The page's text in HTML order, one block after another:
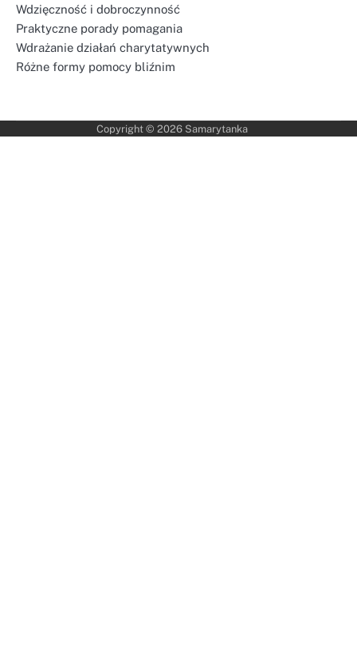
Wdzięczność i dobroczynność
Praktyczne porady pomagania
Wdrażanie działań charytatywnych
Różne formy pomocy bliźnim
Copyright © 2026 Samarytanka